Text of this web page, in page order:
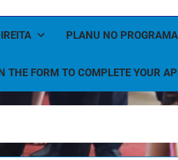
PLANU NO PROGRAMA
THE FORM TO COMPLETE YOUR